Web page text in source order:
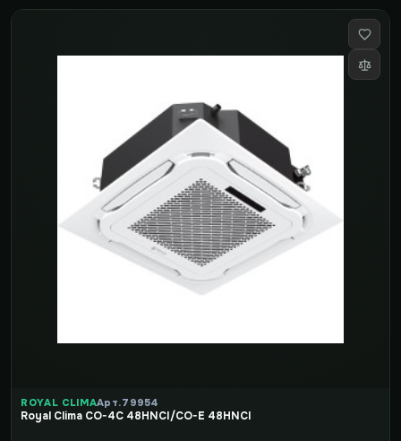
ROYAL CLIMAАрт. 79954
Royal Clima CO-4C 48HNCI/CO-E 48HNCI